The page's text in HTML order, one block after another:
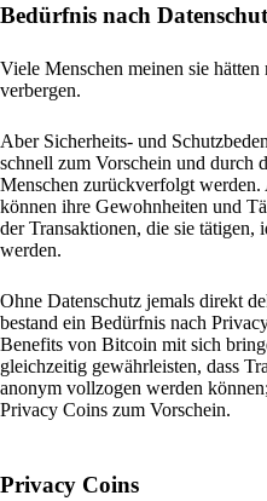
Bedürfnis nach
Viele Menschen meinen sie hätten
verbergen.
Aber Sicherheits- und
schnell zum Vorschein und durch
Menschen zurückverfolgt werden.
können ihre Gewohnheiten und
der Transaktionen, die sie tätigen,
werden.
Ohne Datenschutz jemals direkt
bestand ein Bedürfnis nach
Benefits von Bitcoin mit sich
gleichzeitig gewährleisten, dass
anonym vollzogen werden
Privacy Coins zum Vorschein.
Privacy Coins